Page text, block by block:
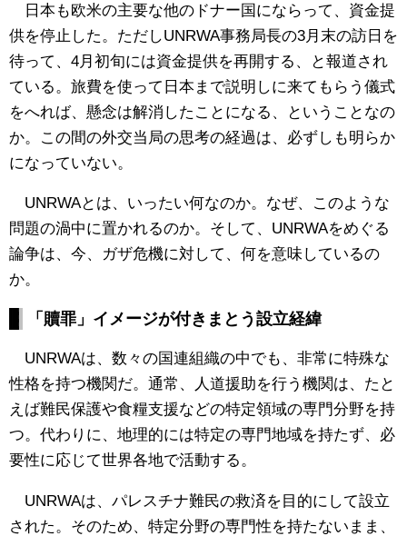
日本も欧米の主要な他のドナー国にならって、資金提
供を停止した。ただしUNRWA事務局長の3月末の訪日を
待って、4月初旬には資金提供を再開する、と報道され
ている。旅費を使って日本まで説明しに来てもらう儀式
をへれば、懸念は解消したことになる、ということなの
か。この間の外交当局の思考の経過は、必ずしも明らか
になっていない。
UNRWAとは、いったい何なのか。なぜ、このような
問題の渦中に置かれるのか。そして、UNRWAをめぐる
論争は、今、ガザ危機に対して、何を意味しているの
か。
「贖罪」イメージが付きまとう設立経緯
UNRWAは、数々の国連組織の中でも、非常に特殊な
性格を持つ機関だ。通常、人道援助を行う機関は、たと
えば難民保護や食糧支援などの特定領域の専門分野を持
つ。代わりに、地理的には特定の専門地域を持たず、必
要性に応じて世界各地で活動する。
UNRWAは、パレスチナ難民の救済を目的にして設立
された。そのため、特定分野の専門性を持たないまま、